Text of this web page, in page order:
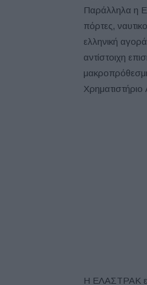
Παράλληλα η
πόρτες,
ελληνική
αντίστοιχη
Η ΕΛΑΣΤΡΑΚ